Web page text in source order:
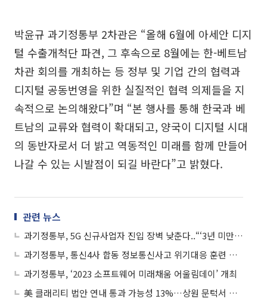
박윤규 과기정통부 2차관은 “올해 6월에 아세안 디지
털 수출개척단 파견, 그 후속으로 8월에는 한-베트남
차관 회의를 개최하는 등 정부 및 기업 간의 협력과
디지털 공동번영을 위한 실질적인 협력 의제들을 지
속적으로 논의해왔다”며 “본 행사를 통해 한국과 베
트남의 교류와 협력이 확대되고, 양국이 디지털 시대
의 동반자로서 더 밝고 역동적인 미래를 함께 만들어
나갈 수 있는 시발점이 되길 바란다”고 밝혔다.
관련 뉴스
과기정통부, 5G 신규사업자 진입 장벽 낮춘다..“‘3년 미만’ 설비 활용 허용”
과기정통부, 통신4사 합동 정보통신사고 위기대응 훈련 실시
과기정통부, ‘2023 소프트웨어 미래채움 어울림데이’ 개최
美 클래리티 법안 연내 통과 가능성 13%…상원 문턱서 제동